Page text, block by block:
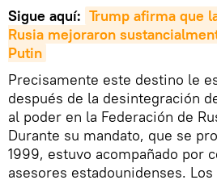
Sigue aquí: Trump afirma que
Rusia mejoraron
Putin
Precisamente este destino le
después de la desintegración
al poder en la Federación de
Durante su mandato, que se
1999, estuvo acompañado por
asesores estadounidenses.